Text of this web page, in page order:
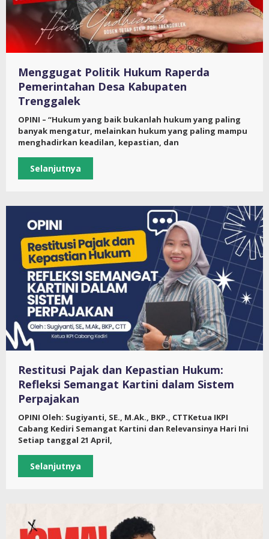
Menggugat Politik Hukum Raperda
Pemerintahan Desa Kabupaten
Trenggalek
OPINI – “Hukum yang baik bukanlah hukum yang paling
banyak mengatur, melainkan hukum yang paling mampu
menghadirkan keadilan, kepastian, dan
Selanjutnya
Restitusi Pajak dan Kepastian Hukum:
Refleksi Semangat Kartini dalam Sistem
Perpajakan
OPINI Oleh: Sugiyanti, SE., M.Ak., BKP., CTTKetua IKPI
Cabang Kediri Semangat Kartini dan Relevansinya Hari Ini
Setiap tanggal 21 April,
Selanjutnya